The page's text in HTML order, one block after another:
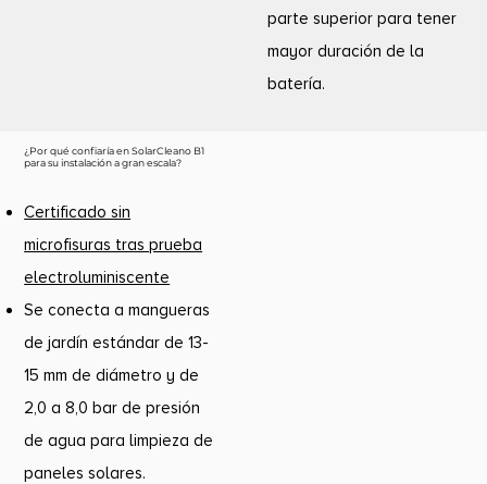
¿Por qué confiaría en SolarCleano B1
para su instalación a gran escala?
Certificado sin
microfisuras tras prueba
electroluminiscente
Se conecta a mangueras
de jardín estándar de 13-
15 mm de diámetro y de
2,0 a 8,0 bar de presión
de agua para limpieza de
paneles solares.
parte superior para tener
mayor duración de la
batería.